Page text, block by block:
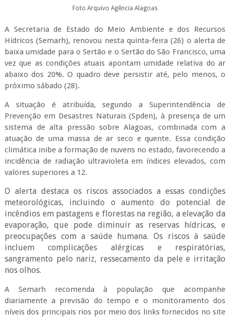
Foto Arquivo Agência Alagoas
A Secretaria de Estado do Meio Ambiente e dos Recursos
Hídricos (Semarh), renovou nesta quinta-feira (26) o alerta de
baixa umidade para o Sertão e o Sertão do São Francisco, uma
vez que as condições atuais apontam umidade relativa do ar
abaixo dos 20%. O quadro deve persistir até, pelo menos, o
próximo sábado (28).
A situação é atribuída, segundo a Superintendência de
Prevenção em Desastres Naturais (Spden), à presença de um
sistema de alta pressão sobre Alagoas, combinada com a
atuação de uma massa de ar seco e quente. Essa condição
climática inibe a formação de nuvens no estado, favorecendo a
incidência de radiação ultravioleta em índices elevados, com
valores superiores a 12.
O alerta destaca os riscos associados a essas condições
meteorológicas, incluindo o aumento do potencial de
incêndios em pastagens e florestas na região, a elevação da
evaporação, que pode diminuir as reservas hídricas, e
preocupações com a saúde humana. Os riscos à saúde
incluem complicações alérgicas e respiratórias,
sangramento pelo nariz, ressecamento da pele e irritação
nos olhos.
A Semarh recomenda à população que acompanhe
diariamente a previsão do tempo e o monitoramento dos
níveis dos principais rios por meio dos links fornecidos no site